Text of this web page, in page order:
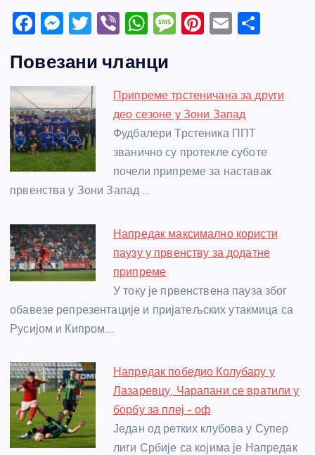
F
c
e
b
o
o
k
M
ss
e
n
g
er
T
itt
er
Vi
er
W
at
s
A
p
p
M
a
g
e
Pi
e
st
E
e
Повезани чланци
Припреме трстеничана за други
део сезоне у Зони Запад
Фудбалери Трстеника ППТ
званично су протекле суботе
почели припреме за наставак
првенства у Зони Запад …
Напредак максимално користи
паузу у првенству за додатне
припреме
У току је првенствена пауза због
обавезе репрезентације и пријатељских утакмица са
Русијом и Кипром.…
Напредак победио Колубару у
Лазаревцу, Чарапани се вратили у
борбу за плеј - оф
Један од ретких клубова у Супер
лиги Србије са којима је Напредак